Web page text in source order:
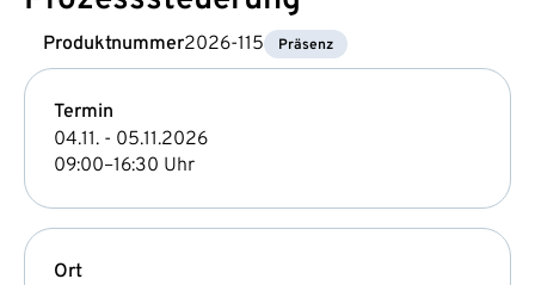
Produktnummer2026-115 Präsenz
Termin
04.11. - 05.11.2026
09:00–16:30 Uhr
Ort